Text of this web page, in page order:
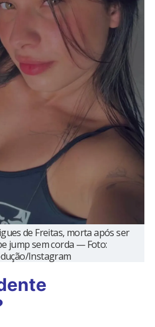
de Freitas, morta após ser
jump sem corda — Foto:
Instagram